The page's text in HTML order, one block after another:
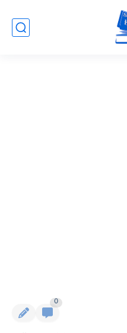
0